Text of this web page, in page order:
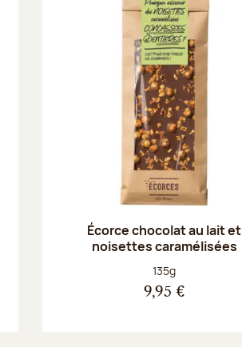
Écorce chocolat au lait et
noisettes caramélisées
Poids net :
135g
9,95 €